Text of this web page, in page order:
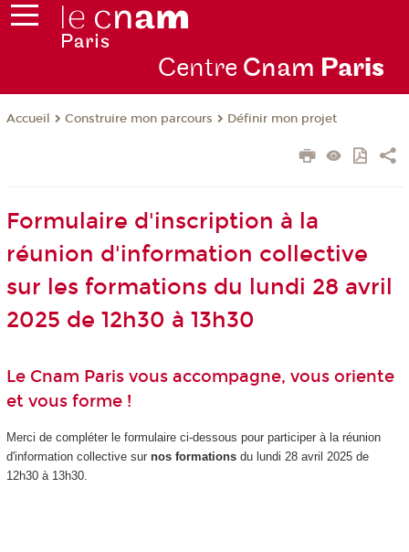
Centre Cnam Paris
Accueil Construire mon parcours Définir mon projet
Formulaire d'inscription à la
réunion d'information collective
sur les formations du lundi 28 avril
2025 de 12h30 à 13h30
Le Cnam Paris vous accompagne, vous oriente
et vous forme !
Merci de compléter le formulaire ci-dessous pour participer à la réunion
d'information collective sur nos formationsdu lundi 28 avril 2025 de
12h30 à 13h30.